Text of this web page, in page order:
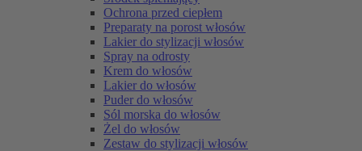
Ochrona przed ciepłem
Preparaty na porost włosów
Lakier do stylizacji włosów
Spray na odrosty
Krem do włosów
Lakier do włosów
Puder do włosów
Sól morska do włosów
Żel do włosów
Zestaw do stylizacji włosów